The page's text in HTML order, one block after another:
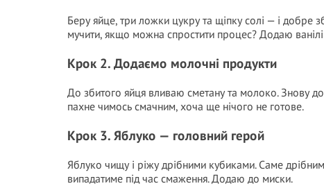
Беру яйце, три ложки цукру та щіпку солі — і
мучити, якщо можна спростити процес? Додаю
Крок 2. Додаємо молочні продукти
До збитого яйця вливаю сметану та молоко. Знову
пахне чимось смачним, хоча ще нічого не готове.
Крок 3. Яблуко — головний герой
Яблуко чищу і ріжу дрібними кубиками. Саме
випадатиме під час смаження. Додаю до миски.